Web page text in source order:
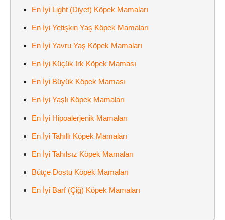
En İyi Light (Diyet) Köpek Mamaları
En İyi Yetişkin Yaş Köpek Mamaları
En İyi Yavru Yaş Köpek Mamaları
En İyi Küçük Irk Köpek Maması
En İyi Büyük Köpek Maması
En İyi Yaşlı Köpek Mamaları
En İyi Hipoalerjenik Mamaları
En İyi Tahıllı Köpek Mamaları
En İyi Tahılsız Köpek Mamaları
Bütçe Dostu Köpek Mamaları
En İyi Barf (Çiğ) Köpek Mamaları